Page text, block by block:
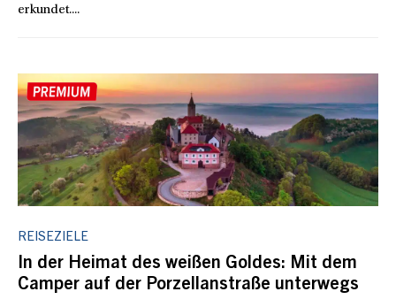
erkundet....
REISEZIELE
In der Heimat des weißen Goldes: Mit dem
Camper auf der Porzellanstraße unterwegs